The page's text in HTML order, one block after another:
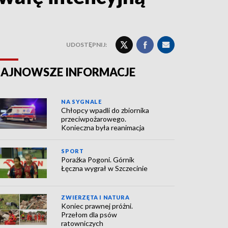
UDOSTĘPNIJ:
INFORMACJE
NA SYGNALE
Chłopcy wpadli do zbiornika
przeciwpożarowego.
Konieczna była reanimacja
SPORT
Porażka Pogoni. Górnik
Łęczna wygrał w Szczecinie
ZWIERZĘTA I NATURA
Koniec prawnej próżni.
Przełom dla psów
ratowniczych